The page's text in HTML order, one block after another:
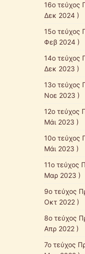
16ο τεύχος
Δεκ 2024 )
15ο τεύχος
Φεβ 2024 )
14ο τεύχος
Δεκ 2023 )
13ο τεύχος
Νοε 2023 )
12ο τεύχος
Μάι 2023 )
10ο τεύχος
Μάι 2023 )
11ο τεύχος
Μαρ 2023 )
9ο τεύχος
Οκτ 2022 )
8ο τεύχος
Απρ 2022 )
7ο τεύχος